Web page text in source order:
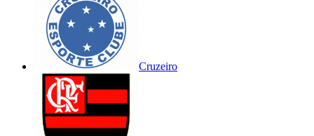
Cruzeiro